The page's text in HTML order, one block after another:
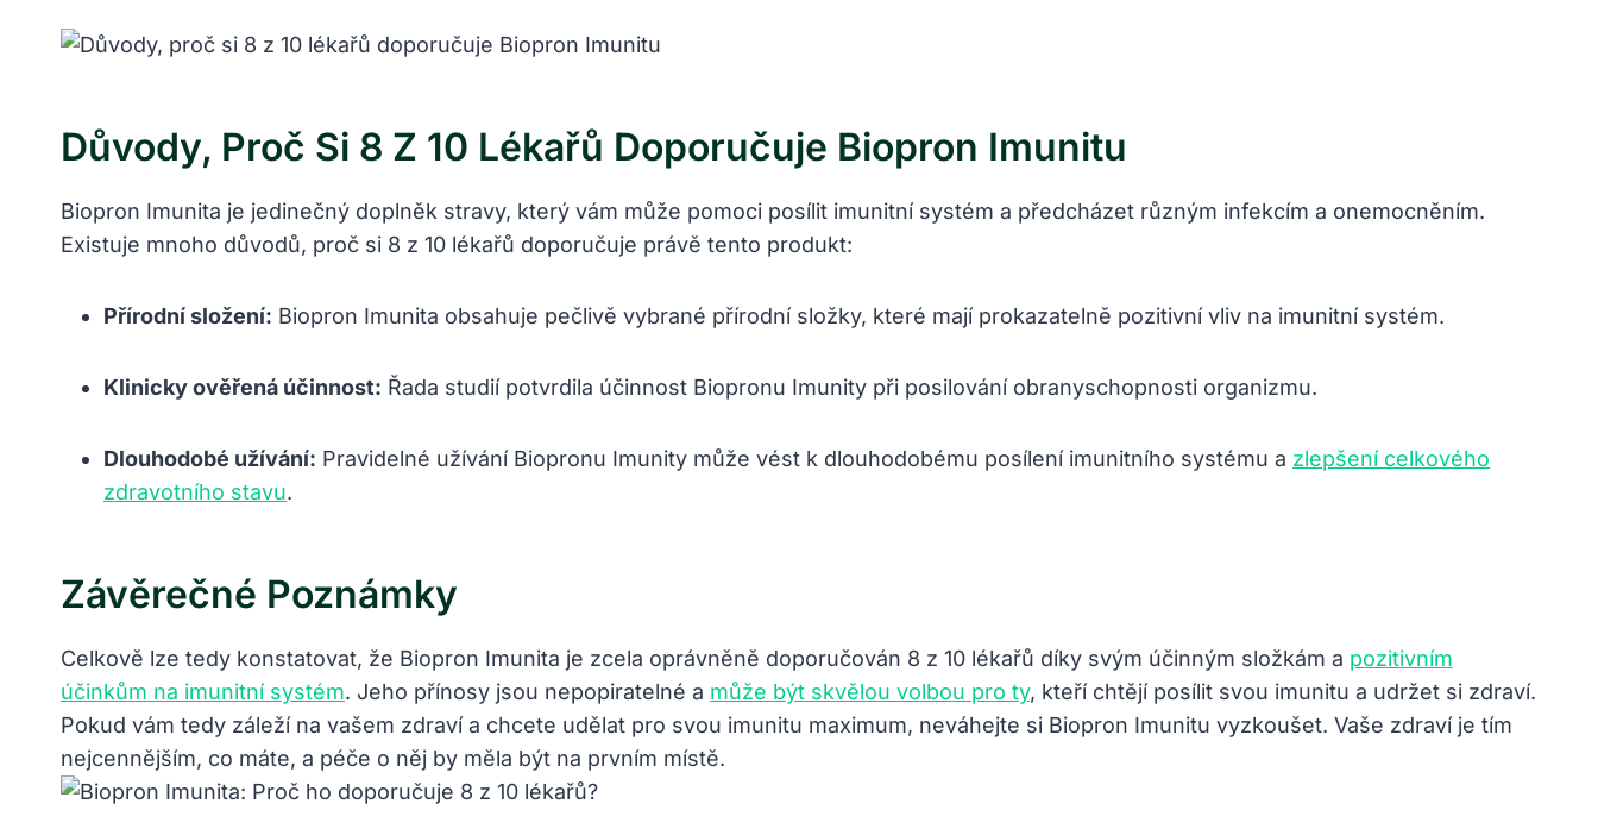
Důvody, Proč Si 8 Z 10 Lékařů Doporučuje Biopron Imunitu
Biopron Imunita je jedinečný doplněk stravy, který vám může pomoci posílit imunitní systém a předcházet různým infekcím a onemocněním.
Existuje mnoho důvodů, proč si 8 z 10 lékařů doporučuje právě tento produkt:
Přírodní složení: Biopron Imunita obsahuje pečlivě vybrané přírodní složky, které mají prokazatelně pozitivní vliv na imunitní systém.
Klinicky ověřená účinnost: Řada studií potvrdila účinnost Biopronu Imunity při posilování obranyschopnosti organizmu.
Dlouhodobé užívání: Pravidelné užívání Biopronu Imunity může vést k dlouhodobému posílení imunitního systému a zlepšení celkového
zdravotního stavu.
Závěrečné Poznámky
Celkově lze tedy konstatovat, že Biopron Imunita je zcela oprávněně doporučován 8 z 10 lékařů díky svým účinným složkám a pozitivním
účinkům na imunitní systém. Jeho přínosy jsou nepopiratelné a může být skvělou volbou pro ty, kteří chtějí posílit svou imunitu a udržet si zdraví.
Pokud vám tedy záleží na vašem zdraví a chcete udělat pro svou imunitu maximum, neváhejte si Biopron Imunitu vyzkoušet. Vaše zdraví je tím
nejcennějším, co máte, a péče o něj by měla být na prvním místě.